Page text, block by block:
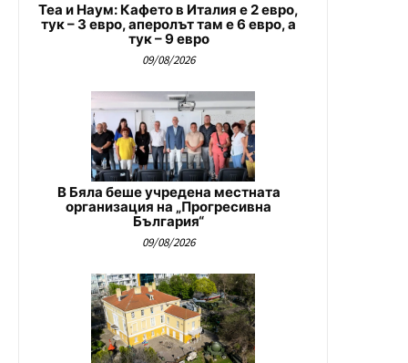
Теа и Наум: Кафето в Италия е 2 евро,
тук – 3 евро, аперолът там е 6 евро, а
тук – 9 евро
09/08/2026
В Бяла беше учредена местната
организация на „Прогресивна
България“
09/08/2026